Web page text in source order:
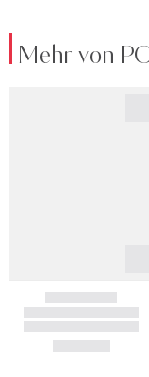
Mehr von